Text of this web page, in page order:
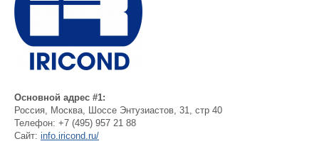
Основной адрес #1:
Россия, Москва, Шоссе Энтузиастов, 31, стр 40
Телефон: +7 (495) 957 21 88
Сайт: info.iricond.ru/